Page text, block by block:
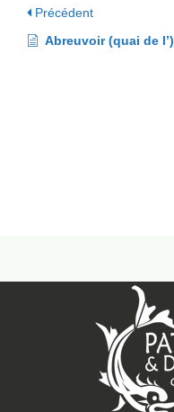
Précédent
Abreuvoir (quai de l’)